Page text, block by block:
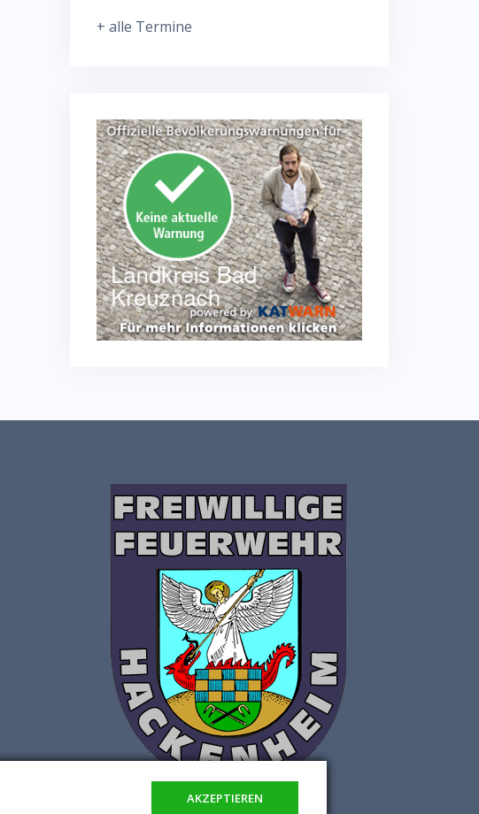
+ alle Termine
AKZEPTIEREN